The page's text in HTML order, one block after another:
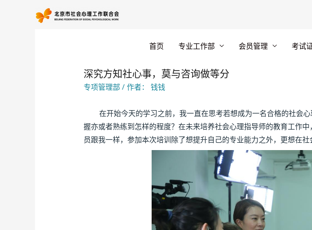
首页 专业工作部 会员管理 考试
深究方知社心事，莫与咨询做等分
专项管理部 / 作者： 钱钱
在开始今天的学习之前，我一直在思考若想成为一名合格的社会心
握亦或者熟练到怎样的程度？在未来培养社会心理指导师的教育工作
员跟我一样，参加本次培训除了想提升自己的专业能力之外，更想在